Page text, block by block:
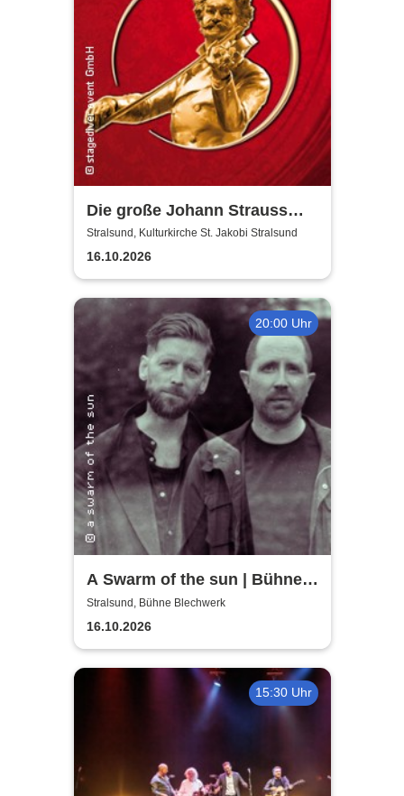
Die große Johann Strauss
Revue
Stralsund, Kulturkirche St. Jakobi Stralsund
16.10.2026
20:00 Uhr
A Swarm of the sun | Bühne
Blechwerk
Stralsund, Bühne Blechwerk
16.10.2026
15:30 Uhr